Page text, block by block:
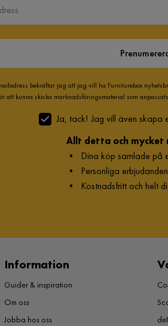
bekräftar jag att jag vill ha Furniturebox
att kunna skicka marknadsföringsmaterial som
Ja, tack! Jag vill även skapa
Allt detta och mycket
• Dina köp samlade på
• Personliga
• Kostnadsfritt och helt
Information
Guider & inspiration
Om oss
Jobba hos oss